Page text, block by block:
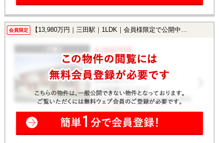
会員限定 【13,980万円｜三田駅｜1LDK｜会員様限定で公開中！】